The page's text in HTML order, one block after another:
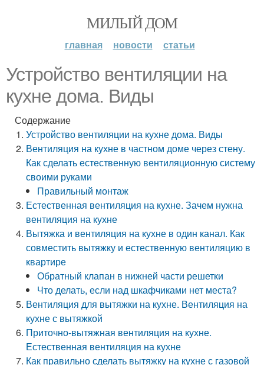
МИЛЫЙ ДОМ
главная новости статьи
Устройство вентиляции на
кухне дома. Виды
Содержание
Устройство вентиляции на кухне дома. Виды
Вентиляция на кухне в частном доме через стену.
Как сделать естественную вентиляционную систему
своими руками
Правильный монтаж
Естественная вентиляция на кухне. Зачем нужна
вентиляция на кухне
Вытяжка и вентиляция на кухне в один канал. Как
совместить вытяжку и естественную вентиляцию в
квартире
Обратный клапан в нижней части решетки
Что делать, если над шкафчиками нет места?
Вентиляция для вытяжки на кухне. Вентиляция на
кухне с вытяжкой
Приточно-вытяжная вентиляция на кухне.
Естественная вентиляция на кухне
Как правильно сделать вытяжку на кухне с газовой